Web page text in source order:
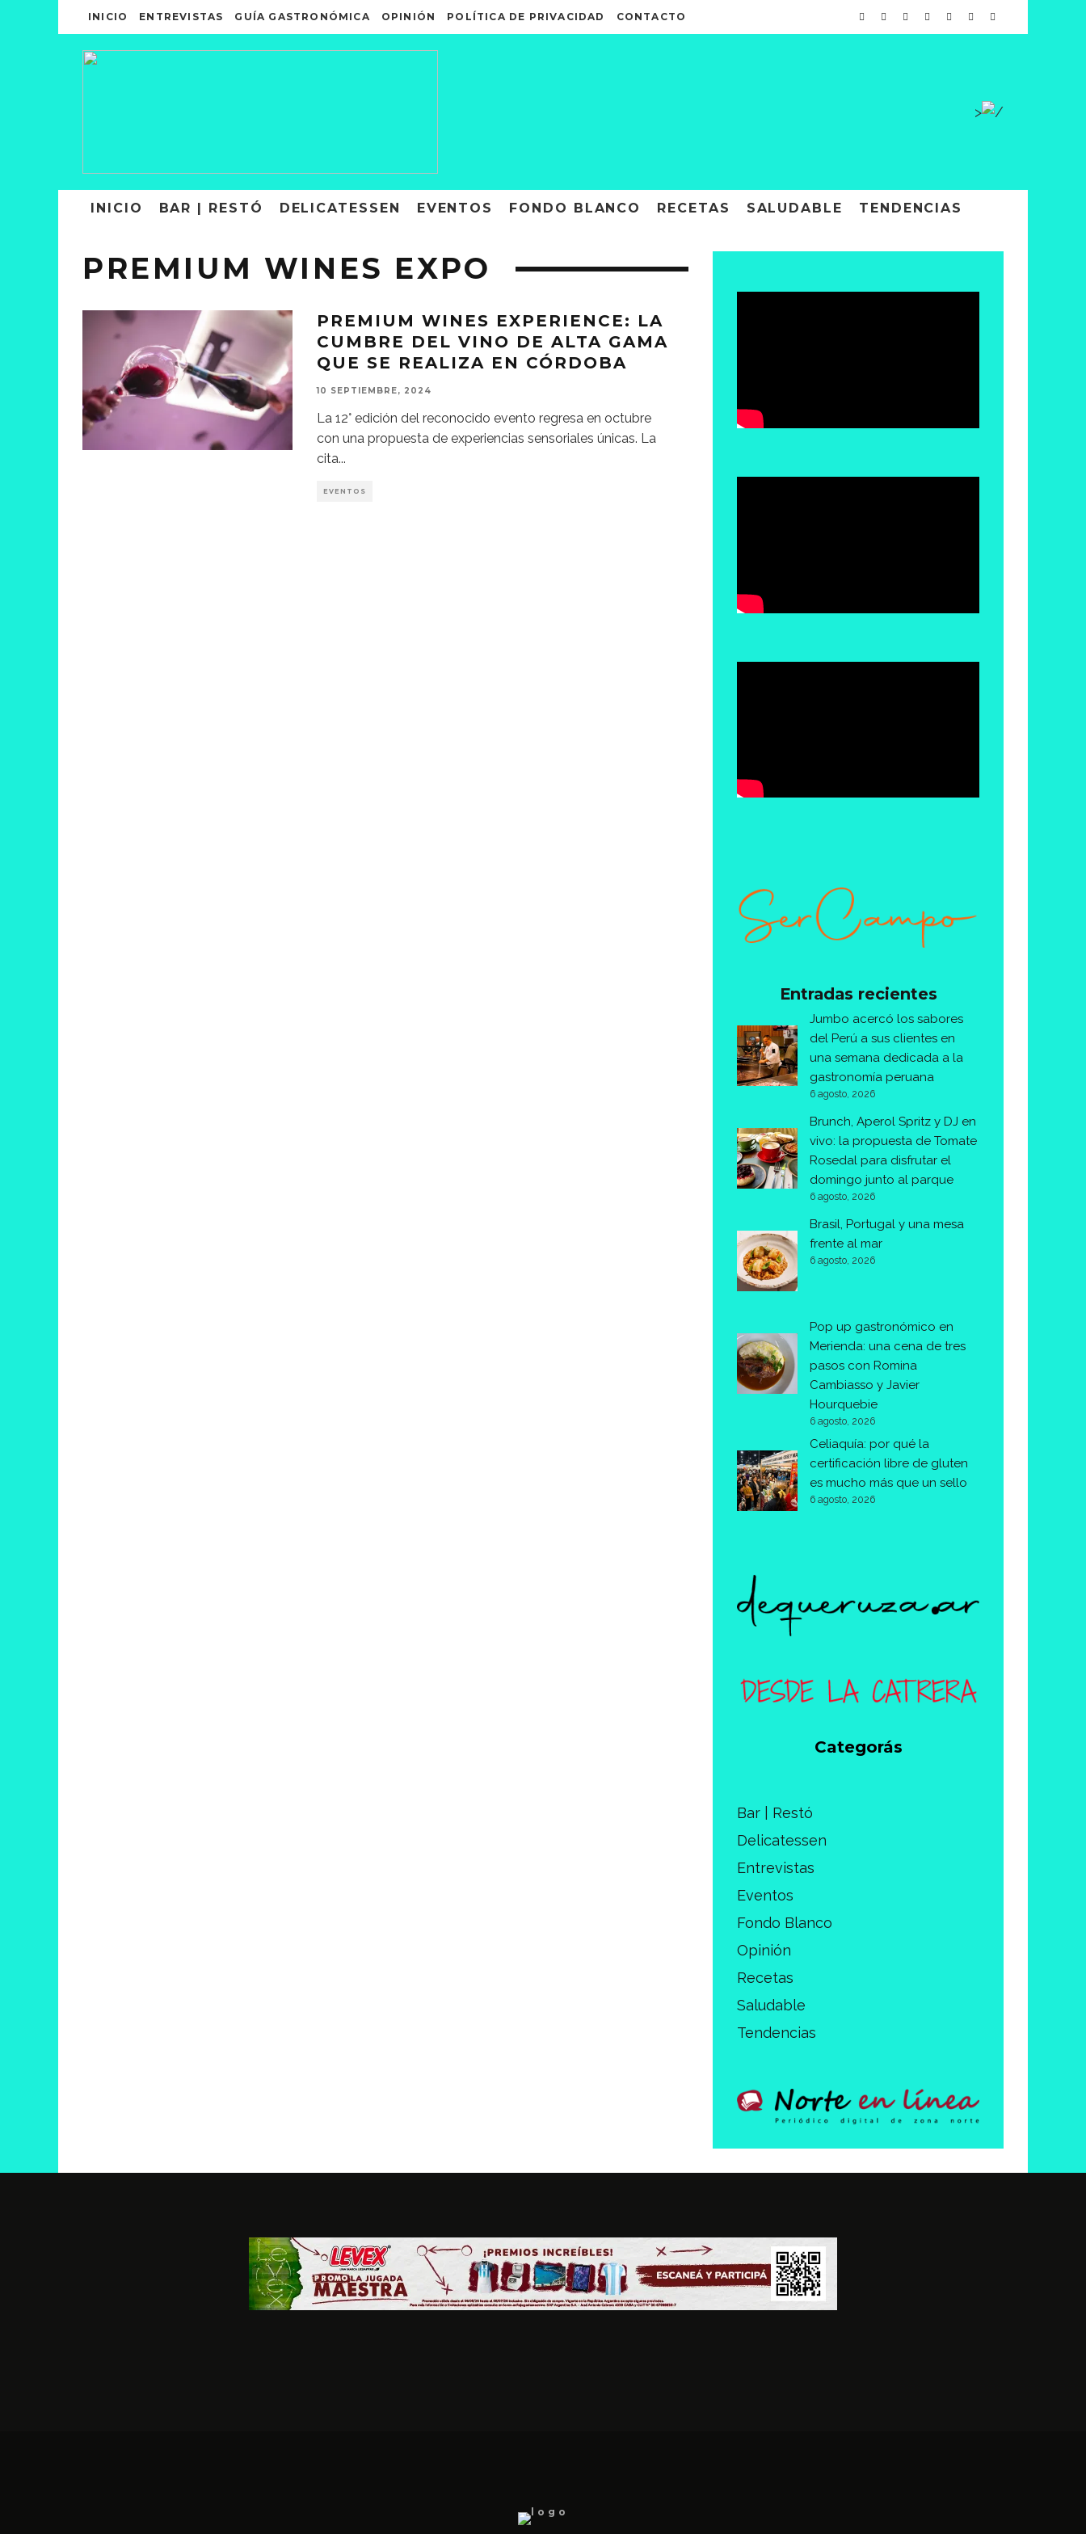
INICIO ENTREVISTAS GUÍA GASTRONÓMICA OPINIÓN POLÍTICA DE PRIVACIDAD CONTACTO
>
INICIO BAR | RESTÓ DELICATESSEN EVENTOS FONDO BLANCO RECETAS SALUDABLE TENDENCIAS
PREMIUM WINES EXPO
PREMIUM WINES EXPERIENCE: LA
CUMBRE DEL VINO DE ALTA GAMA
QUE SE REALIZA EN CÓRDOBA
10 SEPTIEMBRE, 2024
La 12° edición del reconocido evento regresa en octubre
con una propuesta de experiencias sensoriales únicas. La
cita...
EVENTOS
Entradas recientes
Jumbo acercó los sabores
del Perú a sus clientes en
una semana dedicada a la
gastronomía peruana
6 agosto, 2026
Brunch, Aperol Spritz y DJ en
vivo: la propuesta de Tomate
Rosedal para disfrutar el
domingo junto al parque
6 agosto, 2026
Brasil, Portugal y una mesa
frente al mar
6 agosto, 2026
Pop up gastronómico en
Merienda: una cena de tres
pasos con Romina
Cambiasso y Javier
Hourquebie
6 agosto, 2026
Celiaquía: por qué la
certificación libre de gluten
es mucho más que un sello
6 agosto, 2026
Categorás
Bar | Restó
Delicatessen
Entrevistas
Eventos
Fondo Blanco
Opinión
Recetas
Saludable
Tendencias